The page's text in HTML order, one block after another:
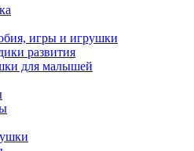
игры и игрушки
развития
для малышей